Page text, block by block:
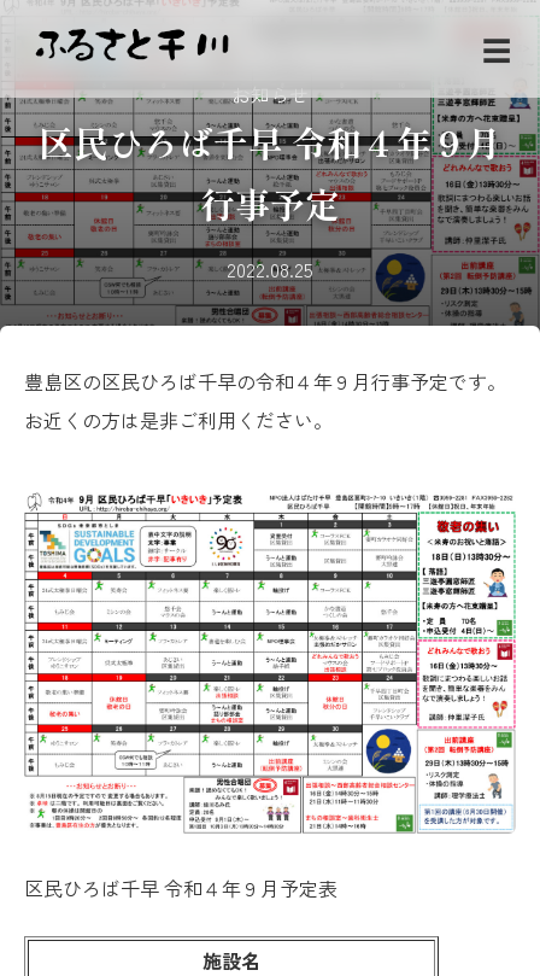
☰
お知らせ
区民ひろば千早 令和４年９月
行事予定
2022.08.25
豊島区の区民ひろば千早の令和４年９月行事予定です。
お近くの方は是非ご利用ください。
区民ひろば千早 令和４年９月予定表
施設名